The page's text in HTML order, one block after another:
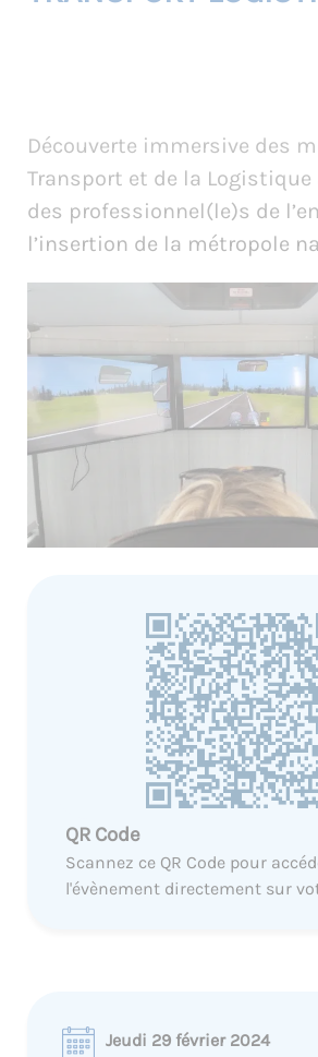
Découverte immersive des
Transport et de la
des professionnel(le)s de
l’insertion de la métropole
QR Code
Scannez ce QR Code pour
l'évènement directement sur
Jeudi 29 février 2024